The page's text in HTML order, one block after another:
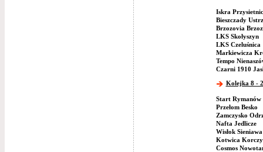
Iskra
Bieszczady
Brzozovia
LKS Skołyszyn
LKS Czeluśnica
Markiewicza
Tempo
Czarni 1910
Kolejka 8 -
Start Rymanów
Przełom Besko
Zamczysko
Nafta Jedlicze
Wisłok Sieniawa
Kotwica
Cosmos